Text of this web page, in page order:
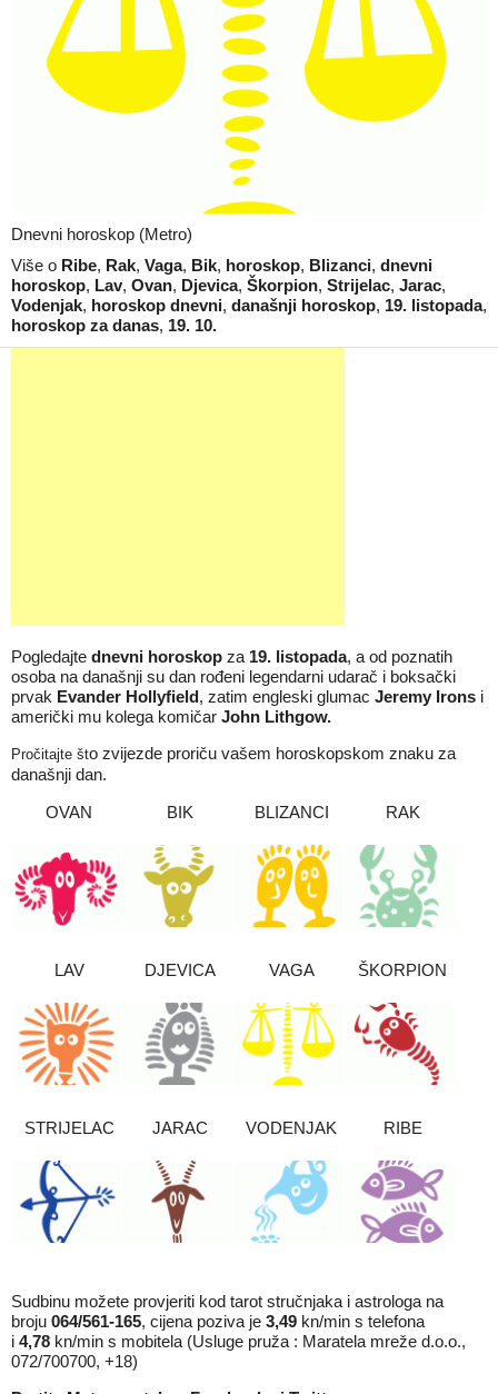
Dnevni horoskop (Metro)
Više o Ribe, Rak, Vaga, Bik, horoskop, Blizanci, dnevni
horoskop, Lav, Ovan, Djevica, Škorpion, Strijelac, Jarac,
Vodenjak, horoskop dnevni, današnji horoskop, 19. listopada,
horoskop za danas, 19. 10.
Pogledajte dnevni horoskop za 19. listopada, a od poznatih
osoba na današnji su dan rođeni legendarni udarač i boksački
prvak Evander Hollyfield, zatim engleski glumac Jeremy Irons i
američki mu kolega komičar John Lithgow.
Pročitajte što zvijezde proriču vašem horoskopskom znaku za
današnji dan.
OVAN
BIK BLIZANCI RAK
LAV DJEVICA VAGA ŠKORPION
STRIJELAC JARAC VODENJAK RIBE
Sudbinu možete provjeriti kod tarot stručnjaka i astrologa na
broju 064/561-165, cijena poziva je 3,49 kn/min s telefona
i 4,78 kn/min s mobitela (Usluge pruža : Maratela mreže d.o.o.,
072/700700, +18)